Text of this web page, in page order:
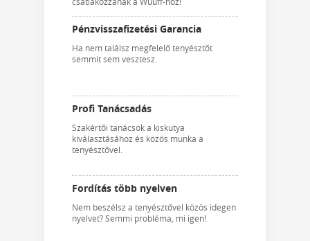
Pénzvisszafizetési Garancia
Ha nem találsz megfelelő tenyésztőt
semmit sem vesztesz.
Profi Tanácsadás
Szakértői tanácsok a kiskutya
kiválasztásához és közös munka a
tenyésztővel.
Fordítás több nyelven
Nem beszélsz a tenyésztővel közös idegen
nyelvet? Semmi probléma, mi igen!